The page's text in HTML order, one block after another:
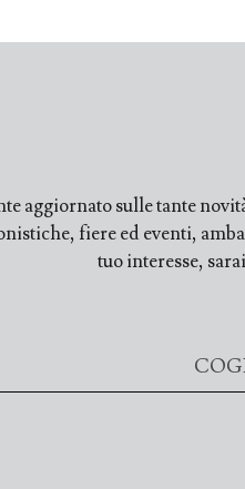
aggiornato sulle tante
fiere ed eventi,
tuo interesse,